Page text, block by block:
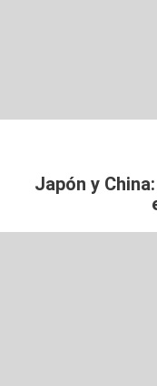
Japón y